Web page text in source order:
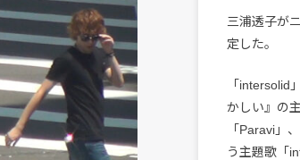
三浦透子が
定した。
「intersolid
かしい』の
「Paravi」
う主題歌「